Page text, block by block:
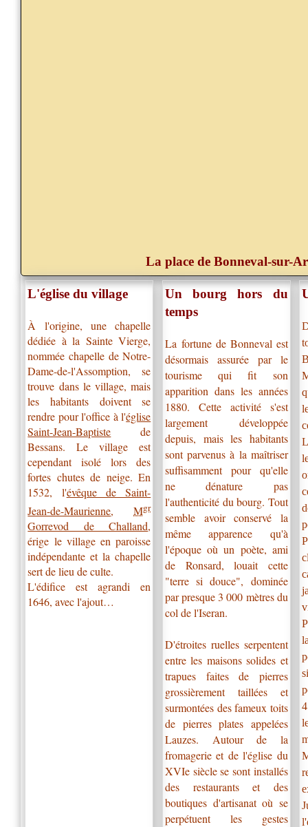
La place de Bonneval-sur-
L'église du village
À l'origine, une chapelle
dédiée à la Sainte Vierge,
nommée chapelle de Notre-
Dame-de-l'Assomption, se
trouve dans le village, mais
les habitants doivent se
rendre pour l'office à l'église
Saint-Jean-Baptiste de
Bessans. Le village est
cependant isolé lors des
fortes chutes de neige. En
1532, l'évêque de Saint-
Jean-de-Maurienne,Mgr
Gorrevod de Challand,
érige le village en paroisse
indépendante et la chapelle
sert de lieu de culte.
L'édifice est agrandi en
1646, avec l'ajout…
Un bourg hors du
temps
La fortune de Bonneval est
désormais assurée par le
tourisme qui fit son
apparition dans les années
1880. Cette activité s'est
largement développée
depuis, mais les habitants
sont parvenus à la maîtriser
suffisamment pour qu'elle
ne dénature pas
l'authenticité du bourg. Tout
semble avoir conservé la
même apparence qu'à
l'époque où un poète, ami
de Ronsard, louait cette
"terre si douce", dominée
par presque 3 000 mètres du
col de l'Iseran.
D'étroites ruelles serpentent
entre les maisons solides et
trapues faites de pierres
grossièrement taillées et
surmontées des fameux toits
de pierres plates appelées
Lauzes. Autour de la
fromagerie et de l'église du
XVIe siècle se sont installés
des restaurants et des
boutiques d'artisanat où se
perpétuent les gestes